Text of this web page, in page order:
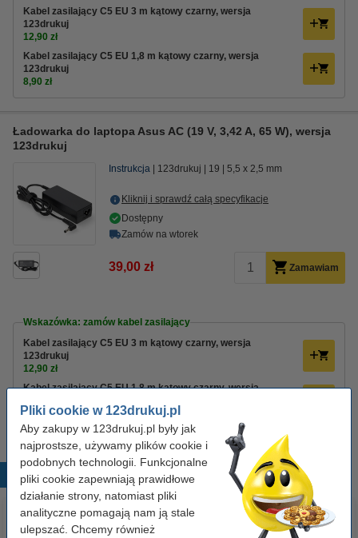
Pliki cookie w 123drukuj.pl
Aby zakupy w 123drukuj.pl były jak
najprostsze, używamy plików cookie i
podobnych technologii. Funkcjonalne
pliki cookie zapewniają prawidłowe
działanie strony, natomiast pliki
analityczne pomagają nam ją stale
ulepszać. Chcemy również
Kabel zasilający C5 EU 3 m kątowy czarny, wersja
123drukuj
12,90 zł
Kabel zasilający C5 EU 1,8 m kątowy czarny, wersja
123drukuj
8,90 zł
Ładowarka do laptopa Asus AC (19 V, 3,42 A, 65 W), wersja
123drukuj
Instrukcja 123drukuj 19 5,5 x 2,5 mm
Kliknij i sprawdź całą specyfikacje
Dostępny
Zamów na wtorek
39,00 zł Zamawiam
Wskazówka: zamów kabel zasilający
Kabel zasilający C5 EU 3 m kątowy czarny, wersja
123drukuj
12,90 zł
Kabel zasilający C5 EU 1,8 m kątowy czarny, wersja
8,90 zł
Popularne produkty